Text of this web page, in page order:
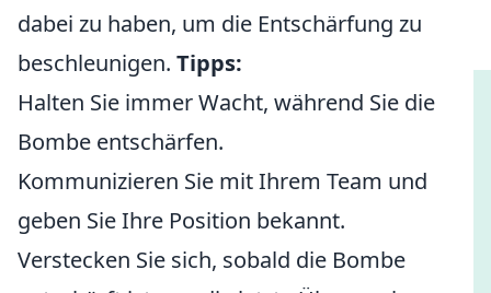
dabei zu haben, um die Entschärfung zu
beschleunigen. Tipps:
Halten Sie immer Wacht, während Sie die
Bombe entschärfen.
Kommunizieren Sie mit Ihrem Team und
geben Sie Ihre Position bekannt.
Verstecken Sie sich, sobald die Bombe